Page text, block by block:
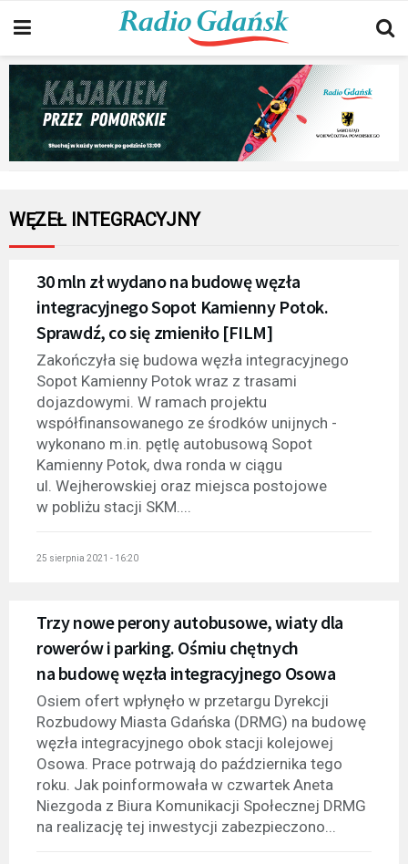
WĘZEŁ INTEGRACYJNY
30 mln zł wydano na budowę węzła
integracyjnego Sopot Kamienny Potok.
Sprawdź, co się zmieniło [FILM]
Zakończyła się budowa węzła integracyjnego
Sopot Kamienny Potok wraz z trasami
dojazdowymi. W ramach projektu
współfinansowanego ze środków unijnych -
wykonano m.in. pętlę autobusową Sopot
Kamienny Potok, dwa ronda w ciągu
ul. Wejherowskiej oraz miejsca postojowe
w pobliżu stacji SKM....
25 sierpnia 2021 - 16:20
Trzy nowe perony autobusowe, wiaty dla
rowerów i parking. Ośmiu chętnych
na budowę węzła integracyjnego Osowa
Osiem ofert wpłynęło w przetargu Dyrekcji
Rozbudowy Miasta Gdańska (DRMG) na budowę
węzła integracyjnego obok stacji kolejowej
Osowa. Prace potrwają do października tego
roku. Jak poinformowała w czwartek Aneta
Niezgoda z Biura Komunikacji Społecznej DRMG
na realizację tej inwestycji zabezpieczono...